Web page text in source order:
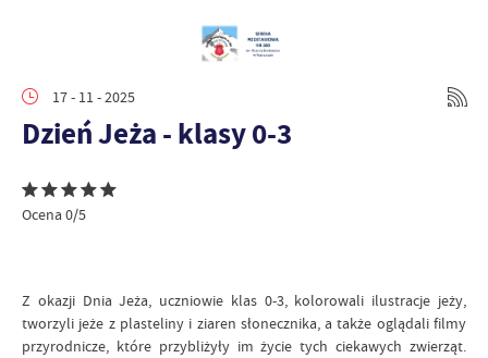
17 - 11 - 2025
Dzień Jeża - klasy 0-3
Ocena 0/5
Z okazji Dnia Jeża, uczniowie klas 0-3, kolorowali ilustracje jeży,
tworzyli jeże z plasteliny i ziaren słonecznika, a także oglądali filmy
przyrodnicze, które przybliżyły im życie tych ciekawych zwierząt.